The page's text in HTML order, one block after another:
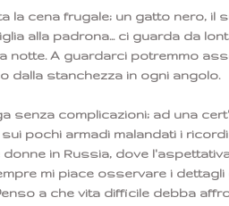
la cena frugale; un gatto nero, il
alla padrona... ci guarda da
notte. A guardarci potremmo
dalla stanchezza in ogni angolo.
senza complicazioni; ad una
pochi armadi malandati i ricordi
in Russia, dove
mi piace osservare i
a che vita difficile debba